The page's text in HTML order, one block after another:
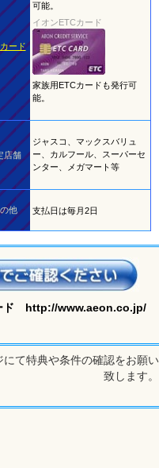
ード
可能。
イオンETCカード
家族用ETCカードも発行可
能。
店舗
ジャスコ、マックスバリュ
ー、カルフール、スーパーセ
ンター、メガマート等
他 支払日は毎月2日
ド http://www.aeon.co.jp/
て特典や条件の確認をお願い
致します。